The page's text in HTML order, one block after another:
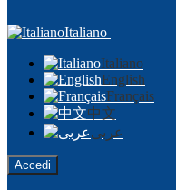
Italiano
Italiano
English
Français
中文
عربى
Accedi